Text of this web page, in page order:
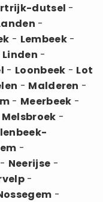
dutsel -
-
- Lembeek-
Linden -
- Loonbeek - Lot
- Malderen -
- Meerbeek -
Melsbroek -
-
- Neerijse -
-
-